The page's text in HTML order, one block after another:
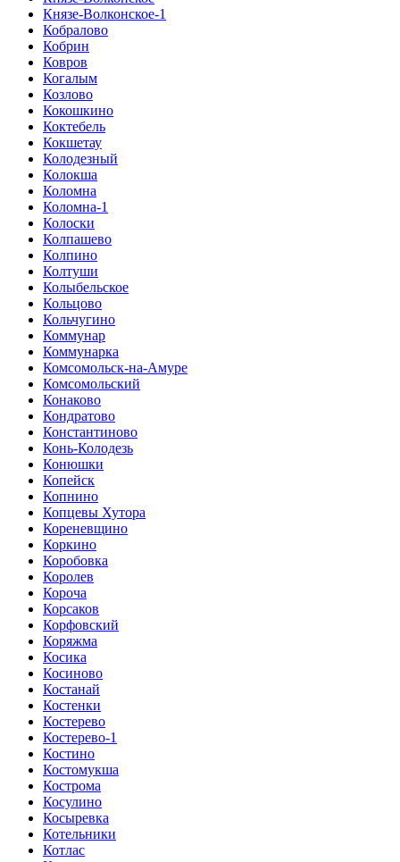
Князе-Волконское-1
Кобралово
Кобрин
Ковров
Когалым
Козлово
Кокошкино
Коктебель
Кокшетау
Колодезный
Колокша
Коломна
Коломна-1
Колоски
Колпашево
Колпино
Колтуши
Колыбельское
Кольцово
Кольчугино
Коммунар
Коммунарка
Комсомольск-на-Амуре
Комсомольский
Конаково
Кондратово
Константиново
Конь-Колодезь
Конюшки
Копейск
Копнино
Копцевы Хутора
Кореневщино
Коркино
Коробовка
Королев
Короча
Корсаков
Корфовский
Коряжма
Косика
Косиново
Костанай
Костенки
Костерево
Костерево-1
Костино
Костомукша
Кострома
Косулино
Косыревка
Котельники
Котлас